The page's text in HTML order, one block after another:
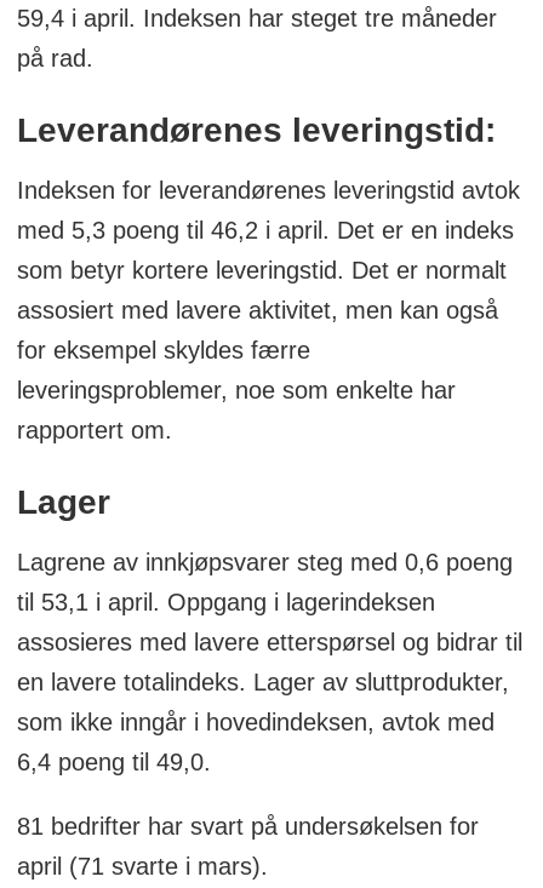
eller vekst.
Verdier under 50 kan være et uttrykk for
Ordreinngang, produksjon,
sysselsetting, leveringstid og lager av
innkjøpte varer.
59,4 i april. Indeksen har steget tre måneder
på rad.
Leverandørenes leveringstid:
Indeksen for leverandørenes leveringstid avtok
med 5,3 poeng til 46,2 i april. Det er en indeks
som betyr kortere leveringstid. Det er normalt
assosiert med lavere aktivitet, men kan også
for eksempel skyldes færre
leveringsproblemer, noe som enkelte har
rapportert om.
Lager
Lagrene av innkjøpsvarer steg med 0,6 poeng
til 53,1 i april. Oppgang i lagerindeksen
assosieres med lavere etterspørsel og bidrar til
en lavere totalindeks. Lager av sluttprodukter,
som ikke inngår i hovedindeksen, avtok med
6,4 poeng til 49,0.
81 bedrifter har svart på undersøkelsen for
april (71 svarte i mars).